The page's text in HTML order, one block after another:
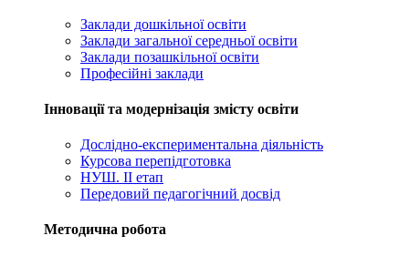
Заклади дошкільної освіти
Заклади загальної середньої освіти
Заклади позашкільної освіти
Професійні заклади
Інновації та модернізація змісту освіти
Дослідно-експериментальна діяльність
Курсова перепідготовка
НУШ. ІІ етап
Передовий педагогічний досвід
Методична робота